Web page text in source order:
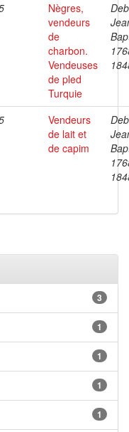
Nègres,
vendeurs
de
charbon.
Vendeuses
de pled
Turquie
Vendeurs
de lait et
de capim
3
1
1
1
1